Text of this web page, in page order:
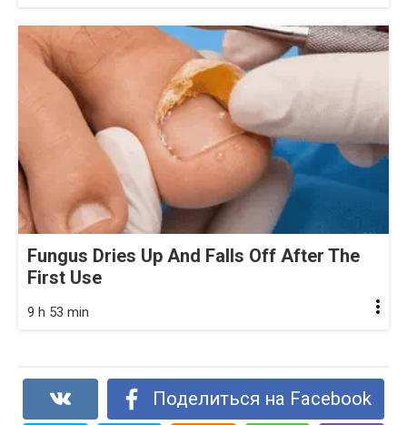
Fungus Dries Up And Falls Off After The
First Use
9 h 53 min
Поделиться на Facebook